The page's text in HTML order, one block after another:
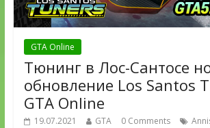
GTA Online
Тюнинг в Лос-Сантосе
обновление Los Santos
GTA Online
19.07.2021 GTA 0 Comments